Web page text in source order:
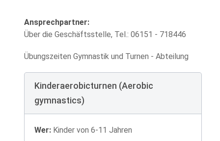
Ansprechpartner:
Über die Geschäftsstelle, Tel.: 06151 - 718446
Übungszeiten Gymnastik und Turnen - Abteilung
Kinderaerobicturnen (Aerobic
gymnastics)
Wer: Kinder von 6-11 Jahren